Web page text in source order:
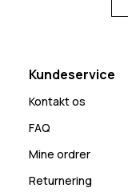
Kundeservice
Kontakt os
FAQ
Mine ordrer
Returnering